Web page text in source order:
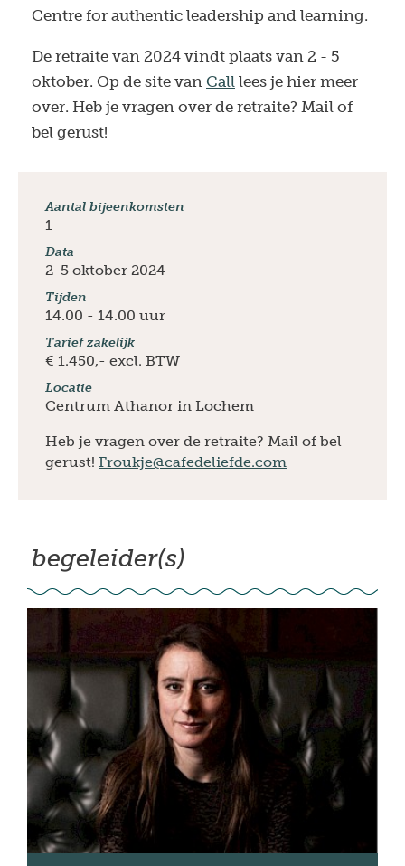
Centre for authentic leadership and learning.
De retraite van 2024 vindt plaats van 2 - 5
oktober. Op de site van Call lees je hier meer
over. Heb je vragen over de retraite? Mail of
bel gerust!
Aantal bijeenkomsten
1
Data
2-5 oktober 2024
Tijden
14.00 - 14.00 uur
Tarief zakelijk
€ 1.450,- excl. BTW
Locatie
Centrum Athanor in Lochem
Heb je vragen over de retraite? Mail of bel
gerust! Froukje@cafedeliefde.com
begeleider(s)